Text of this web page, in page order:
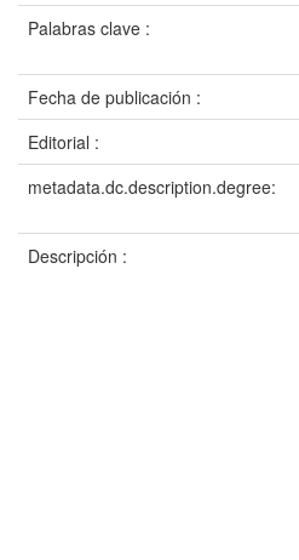
Palabras clave :
Fecha de publicación :
Editorial :
metadata.dc.description.degree:
Descripción :